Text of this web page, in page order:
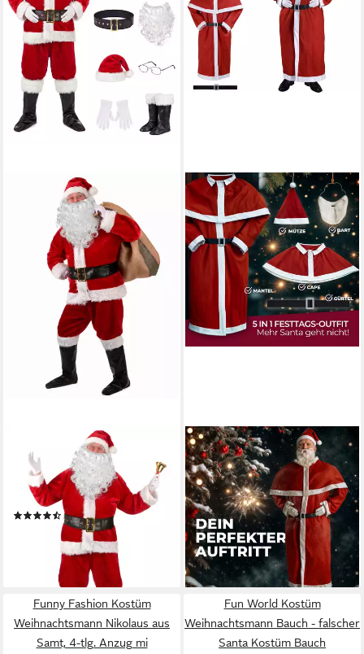
Kostüm Deluxe
Weihnachtsmann Kostüm rot-
weiss
(3)
lieferbar - in 2-3 Werktagen bei dir
DETEX
Kostüm, Weihnachtsmann
Kostüm 5tlg. Set Nikolaus
Anzug Erwachsenen Santa
(9)
16,95 € 19,95 €
-15%
lieferbar - in 3-4 Werktagen bei dir
Funny Fashion Kostüm
Weihnachtsmann Nikolaus aus
Samt, 4-tlg. Anzug mi
Fun World Kostüm
Weihnachtsmann Bauch - falscher
Santa Kostüm Bauch